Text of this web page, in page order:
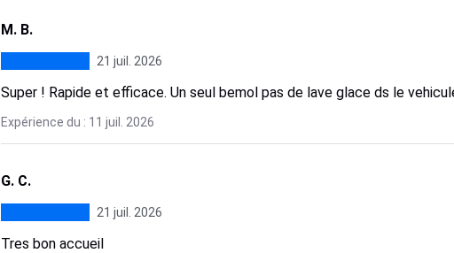
M. B.
21 juil. 2026
Super ! Rapide et efficace. Un seul bemol pas de lave glace ds le
Expérience du : 11 juil. 2026
G. C.
21 juil. 2026
Tres bon accueil